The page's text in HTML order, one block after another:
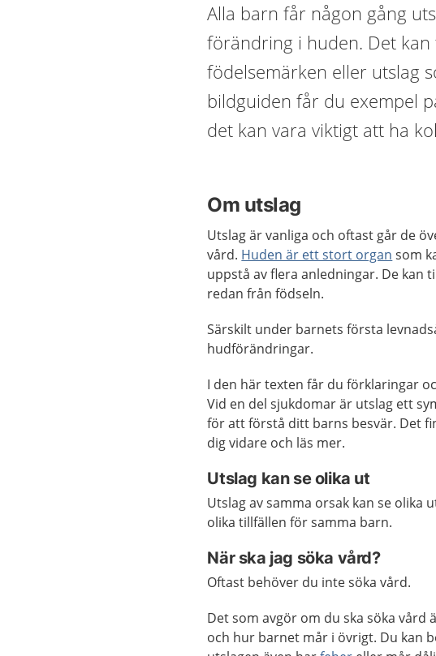
Alla barn får någon gång
förändring i huden. Det kan
födelsemärken eller utslag
bildguiden får du exempel
det kan vara viktigt att ha
Om utslag
Utslag är vanliga och oftast går de
vård. Huden är ett stort organ som
uppstå av flera anledningar. De kan
redan från födseln.
Särskilt under barnets första
hudförändringar.
I den här texten får du förklaringar
Vid en del sjukdomar är utslag ett
för att förstå ditt barns besvär. Det
dig vidare och läs mer.
Utslag kan se olika ut
Utslag av samma orsak kan se olika
olika tillfällen för samma barn.
När ska jag söka vård?
Oftast behöver du inte söka vård.
Det som avgör om du ska söka
och hur barnet mår i övrigt. Du kan